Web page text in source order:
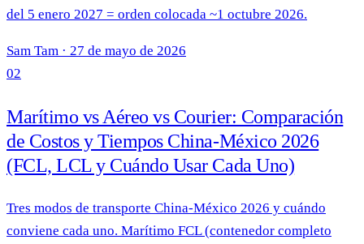
del 5 enero 2027 = orden colocada ~1 octubre 2026.
Sam Tam · 27 de mayo de 2026
02
Marítimo vs Aéreo vs Courier: Comparación
de Costos y Tiempos China-México 2026
(FCL, LCL y Cuándo Usar Cada Uno)
Tres modos de transporte China-México 2026 y cuándo
conviene cada uno. Marítimo FCL (contenedor completo